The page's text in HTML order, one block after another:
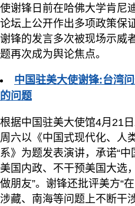
使谢锋日前在哈佛大学肯尼
论坛上公开作出多项政策保
谢锋的发言多次被现场示威
题再次成为舆论焦点。
中国驻美大使谢锋:台湾
的问题
根据中国驻美大使馆4月21
周六以《中国式现代化、人
系》为题发表演讲，承诺“
美国内政、不干预美国大选
做朋友”。谢锋还批评美方“
涉藏、南海等问题上不断干